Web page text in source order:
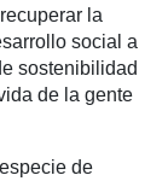
la
social a
sostenibilidad
de la gente
de